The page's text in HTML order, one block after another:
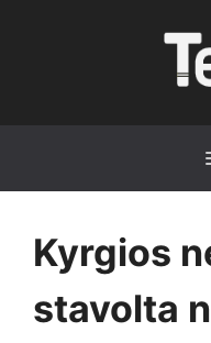
Kyrgios
stavolta